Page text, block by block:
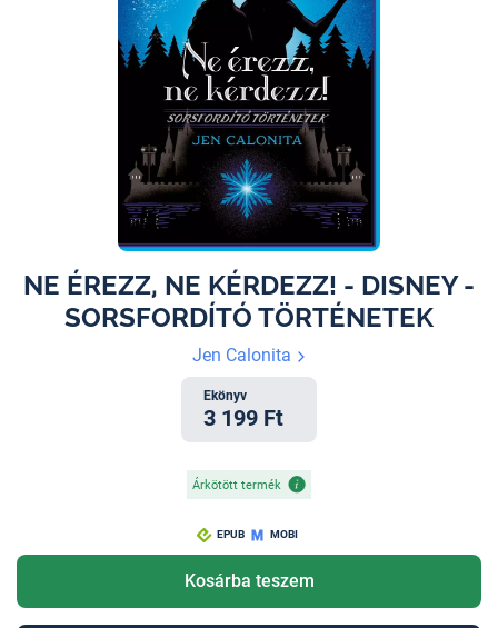
NE ​ÉREZZ, NE KÉRDEZZ! - DISNEY -
SORSFORDÍTÓ TÖRTÉNETEK
Jen Calonita
Ekönyv
3 199 Ft
Árkötött termék
EPUB MOBI
Kosárba teszem